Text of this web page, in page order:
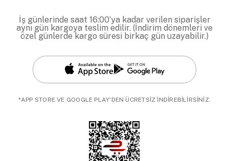
İş günlerinde saat 16:00’ya kadar verilen siparişler
aynı gün kargoya teslim edilir. (İndirim dönemleri ve
özel günlerde kargo süresi birkaç gün uzayabilir.)
*APP STORE VE GOOGLE PLAY'DEN ÜCRETSİZ İNDİREBİLİRSİNİZ.